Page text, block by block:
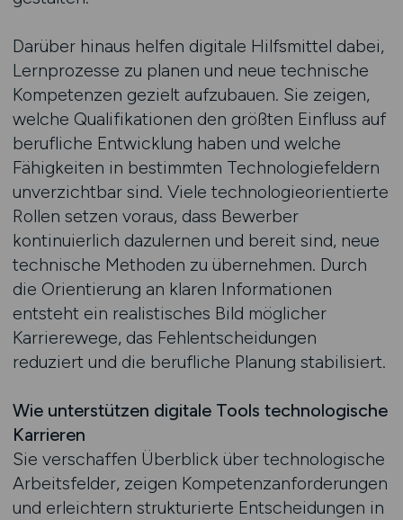
Darüber hinaus helfen digitale Hilfsmittel dabei,
Lernprozesse zu planen und neue technische
Kompetenzen gezielt aufzubauen. Sie zeigen,
welche Qualifikationen den größten Einfluss auf
berufliche Entwicklung haben und welche
Fähigkeiten in bestimmten Technologiefeldern
unverzichtbar sind. Viele technologieorientierte
Rollen setzen voraus, dass Bewerber
kontinuierlich dazulernen und bereit sind, neue
technische Methoden zu übernehmen. Durch
die Orientierung an klaren Informationen
entsteht ein realistisches Bild möglicher
Karrierewege, das Fehlentscheidungen
reduziert und die berufliche Planung stabilisiert.
Wie unterstützen digitale Tools technologische
Karrieren
Sie verschaffen Überblick über technologische
Arbeitsfelder, zeigen Kompetenzanforderungen
und erleichtern strukturierte Entscheidungen in